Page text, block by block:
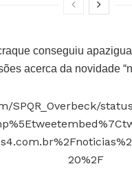
conseguiu
acerca da novidade
SPQR_Overbeck/
20%2F